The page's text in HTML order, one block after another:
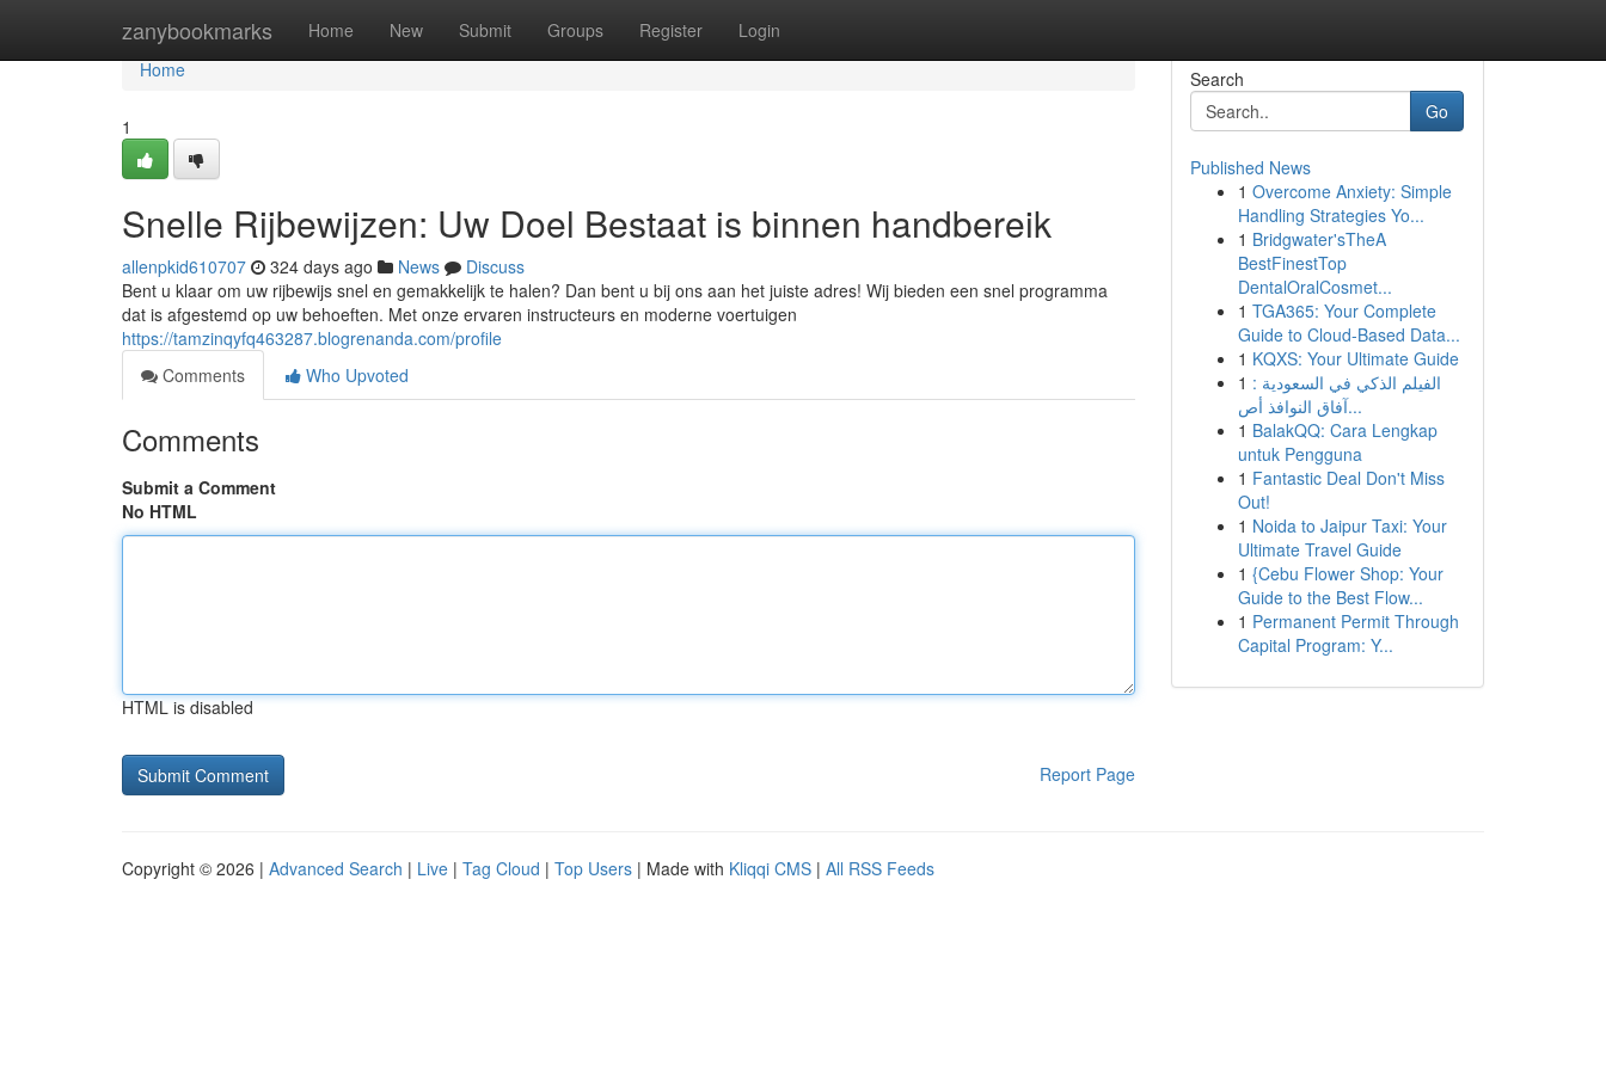
zanybookmarks Home New Submit Groups Register Login
Home
Home
1
Snelle Rijbewijzen: Uw Doel Bestaat is binnen handbereik
allenpkid610707 324 days ago News
Discuss
Bent u klaar om uw rijbewijs snel en gemakkelijk te halen? Dan bent u bij ons aan het juiste adres! Wij bieden een snel programma
dat is afgestemd op uw behoeften. Met onze ervaren instructeurs en moderne voertuigen
https://tamzinqyfq463287.blogrenanda.com/profile
Comments
Who Upvoted
Comments
Submit a Comment
No HTML
HTML is disabled
Report Page
Search
Go
Published News
1 Overcome Anxiety: Simple
Handling Strategies Yo...
1 Bridgwater'sTheA
BestFinestTop
DentalOralCosmet...
1 TGA365: Your Complete
Guide to Cloud-Based Data...
1 KQXS: Your Ultimate Guide
1 الفيلم الذكي في السعودية :
آفاق النوافذ أص...
1 BalakQQ: Cara Lengkap
untuk Pengguna
1 Fantastic Deal Don't Miss
Out!
1 Noida to Jaipur Taxi: Your
Ultimate Travel Guide
1 {Cebu Flower Shop: Your
Guide to the Best Flow...
1 Permanent Permit Through
Capital Program: Y...
Copyright © 2026 | Advanced Search | Live | Tag Cloud | Top Users | Made with Kliqqi CMS | All RSS Feeds